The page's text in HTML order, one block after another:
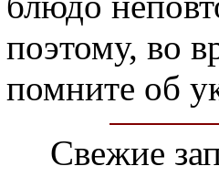
поэтому, во
помните об
Свежие